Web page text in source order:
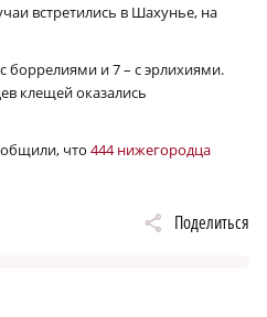
встретились в Шахунье, на
боррелиями и 7 – с эрлихиями.
клещей оказались
что 444 нижегородца
Поделиться